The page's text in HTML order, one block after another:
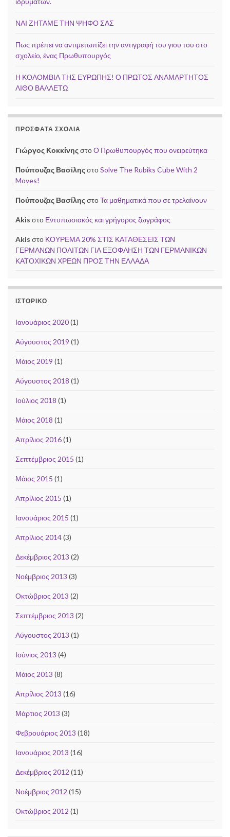
ΝΑΙ ΖΗΤΑΜΕ ΤΗΝ ΨΗΦΟ ΣΑΣ
Πως πρέπει να αντιμετωπίζει την αντιγραφή του γιου του στο
σχολείο, ένας Πρωθυπουργός
Η ΚΟΛΟΜΒΙΑ ΤΗΣ ΕΥΡΩΠΗΣ! Ο ΠΡΩΤΟΣ ΑΝΑΜΑΡΤΗΤΟΣ
ΛΙΘΟ ΒΑΛΛΕΤΩ
ΠΡΌΣΦΑΤΑ ΣΧΌΛΙΑ
Γιώργος ΚοκκίνηςστοΟ Πρωθυπουργός που ονειρεύτηκα
Πούπουζας ΒασίληςστοSolve The Rubiks Cube With 2
Moves!
Πούπουζας ΒασίληςστοΤα μαθηματικά που σε τρελαίνουν
Akis στο Εντυπωσιακός και γρήγορος ζωγράφος
Akis στο ΚΟΥΡΕΜΑ 20% ΣΤΙΣ ΚΑΤΑΘΕΣΕΙΣ ΤΩΝ
ΓΕΡΜΑΝΩΝ ΠΟΛΙΤΩΝ ΓΙΑ ΕΞΟΦΛΗΣΗ ΤΩΝ ΓΕΡΜΑΝΙΚΩΝ
ΚΑΤΟΧΙΚΩΝ ΧΡΕΩΝ ΠΡΟΣ ΤΗΝ ΕΛΛΑΔΑ
ΙΣΤΟΡΙΚΌ
Ιανουάριος 2020(1)
Αύγουστος 2019 (1)
Μάιος 2019 (1)
Αύγουστος 2018 (1)
Ιούλιος 2018 (1)
Μάιος 2018 (1)
Απρίλιος 2016(1)
Σεπτέμβριος 2015 (1)
Μάιος 2015 (1)
Απρίλιος 2015 (1)
Ιανουάριος 2015 (1)
Απρίλιος 2014(3)
Δεκέμβριος 2013 (2)
Νοέμβριος 2013 (3)
Οκτώβριος 2013 (2)
Σεπτέμβριος 2013 (2)
Αύγουστος 2013 (1)
Ιούνιος 2013 (4)
Μάιος 2013 (8)
Απρίλιος 2013 (16)
Μάρτιος 2013 (3)
Φεβρουάριος 2013 (18)
Ιανουάριος 2013 (16)
Δεκέμβριος 2012 (11)
Νοέμβριος 2012 (15)
Οκτώβριος 2012 (1)